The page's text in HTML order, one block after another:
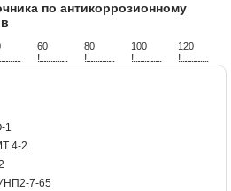
по антикоррозионному
..............
60
!...................
80
!...................
100
!...................
120
!...................
1
4-2
7-65